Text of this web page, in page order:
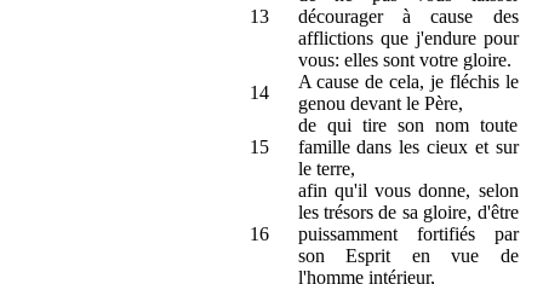
13
décourager à cause des
afflictions que j'endure pour
vous: elles sont votre gloire.
14
A cause de cela, je fléchis le
genou devant le Père,
15
de qui tire son nom toute
famille dans les cieux et sur
le terre,
16
afin qu'il vous donne, selon
les trésors de sa gloire, d'être
puissamment fortifiés par
son Esprit en vue de
l'homme intérieur,